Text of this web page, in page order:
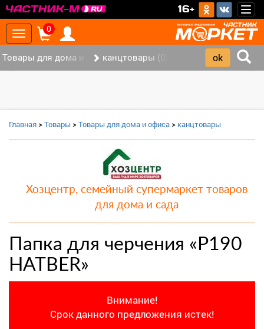
16+
Toggle
navigation
0
Товары для дома и офиса (8)канцтовары (0)
Главная>Товары >Товары для дома и офиса> канцтовары
Хозцентр, семейный супермаркет товаров
для дома и сада
Папка для черчения «Р190
HATBER»
Внимание!
Срок данного предложения истек!
‹ ›